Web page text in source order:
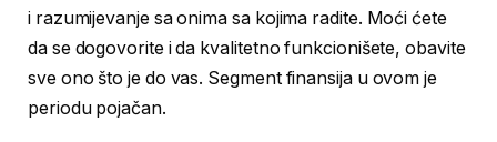
i razumijevanje sa onima sa kojima radite. Moći ćete
da se dogovorite i da kvalitetno funkcionišete, obavite
sve ono što je do vas. Segment finansija u ovom je
periodu pojačan.